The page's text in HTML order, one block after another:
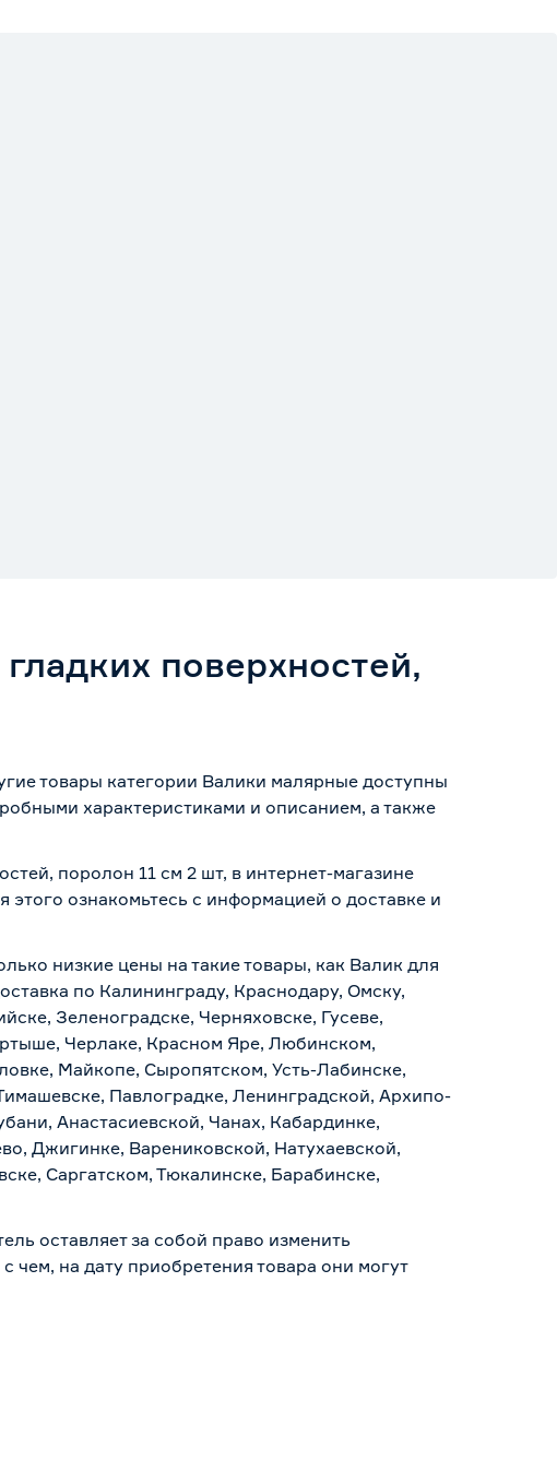
поверхностей,
товары категории Валики малярные доступны
характеристиками и описанием, а также
поролон 11 см 2 шт, в интернет-магазине
ознакомьтесь с информацией о доставке и
низкие цены на такие товары, как Валик для
по Калининграду, Краснодару, Омску,
Зеленоградске, Черняховске, Гусеве,
Черлаке, Красном Яре, Любинском,
Майкопе, Сыропятском, Усть-Лабинске,
Павлоградке, Ленинградской, Архипо-
Анастасиевской, Чанах, Кабардинке,
Джигинке, Варениковской, Натухаевской,
Саргатском, Тюкалинске, Барабинске,
оставляет за собой право изменить
чем, на дату приобретения товара они могут